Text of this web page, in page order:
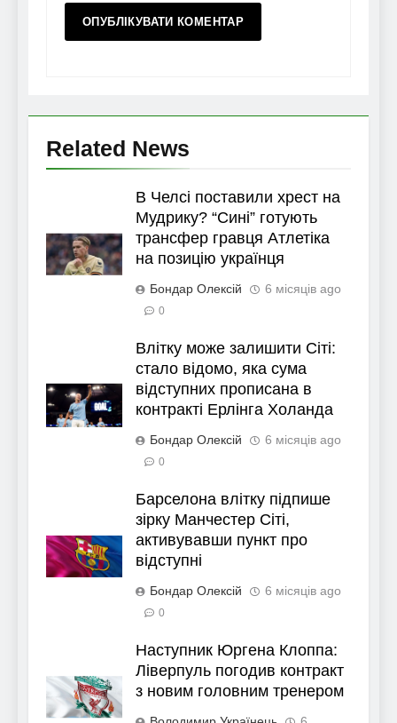
Related News
В Челсі поставили хрест на
Мудрику? “Сині” готують
трансфер гравця Атлетіка
на позицію українця
Бондар Олексій 6 місяців ago
0
Влітку може залишити Сіті:
стало відомо, яка сума
відступних прописана в
контракті Ерлінга Холанда
Бондар Олексій 6 місяців ago
0
Барселона влітку підпише
зірку Манчестер Сіті,
активувавши пункт про
відступні
Бондар Олексій 6 місяців ago
0
Наступник Юргена Клоппа:
Ліверпуль погодив контракт
з новим головним тренером